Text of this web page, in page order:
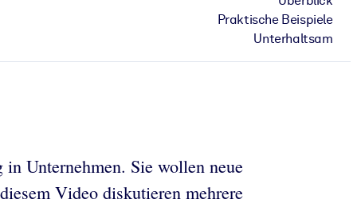
Praktische Beispiele
Unterhaltsam
Unternehmen. Sie wollen neue
Video diskutieren mehrere